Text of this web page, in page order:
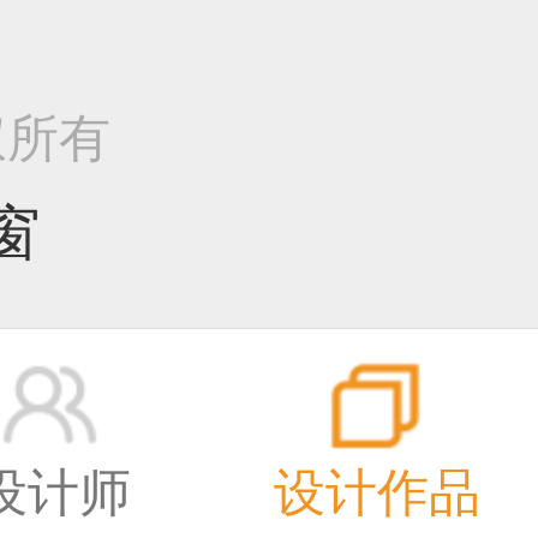
功备案！
成功备案！
有
计师 设计作品